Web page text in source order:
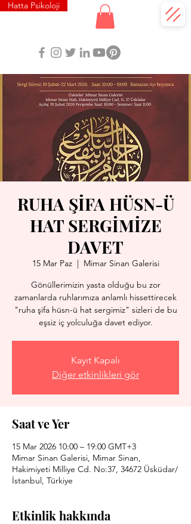
Hatta Psikoloji
RUHA ŞİFA HÜSN-Ü
HAT SERGİMİZE
DAVET
15 Mar Paz
  |
Mimar Sinan Galerisi
Gönüllerimizin yasta olduğu bu zor
zamanlarda ruhlarımıza anlamlı hissettirecek
"ruha şifa hüsn-ü hat sergimiz" sizleri de bu
eşsiz iç yolculuğa davet ediyor.
Kayıt Kapalı
Diğer etkinlikleri gör
Saat ve Yer
15 Mar 2026 10:00 – 19:00 GMT+3
Mimar Sinan Galerisi, Mimar Sinan,
Hakimiyeti Milliye Cd. No:37, 34672 Üsküdar/
İstanbul, Türkiye
Etkinlik hakkında